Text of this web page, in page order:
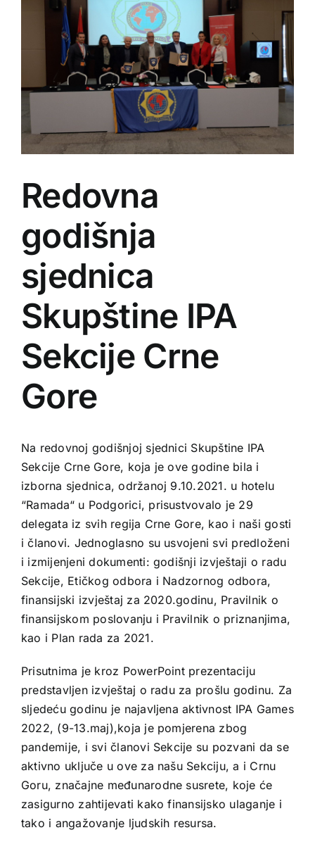
Redovna
godišnja
sjednica
Skupštine IPA
Sekcije Crne
Gore
Na redovnoj godišnjoj sjednici Skupštine IPA
Sekcije Crne Gore, koja je ove godine bila i
izborna sjednica, održanoj 9.10.2021. u hotelu
“Ramada“ u Podgorici, prisustvovalo je 29
delegata iz svih regija Crne Gore, kao i naši gosti
i članovi. Jednoglasno su usvojeni svi predloženi
i izmijenjeni dokumenti: godišnji izvještaji o radu
Sekcije, Etičkog odbora i Nadzornog odbora,
finansijski izvještaj za 2020.godinu, Pravilnik o
finansijskom poslovanju i Pravilnik o priznanjima,
kao i Plan rada za 2021.
Prisutnima je kroz PowerPoint prezentaciju
predstavljen izvještaj o radu za prošlu godinu. Za
sljedeću godinu je najavljena aktivnost IPA Games
2022, (9-13.maj),koja je pomjerena zbog
pandemije, i svi članovi Sekcije su pozvani da se
aktivno uključe u ove za našu Sekciju, a i Crnu
Goru, značajne međunarodne susrete, koje će
zasigurno zahtijevati kako finansijsko ulaganje i
tako i angažovanje ljudskih resursa.